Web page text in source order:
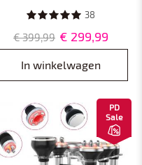
Afslanksysteem en
voor Vetverbranding en
Cellulite
38
€ 399,99 € 299,99
In winkelwagen
PD
Sale